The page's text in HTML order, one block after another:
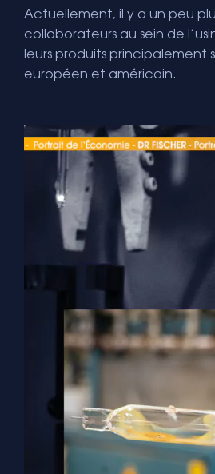
Actuellement, il y a un peu
collaborateurs au sein de
leurs produits principalement
européen et américain.